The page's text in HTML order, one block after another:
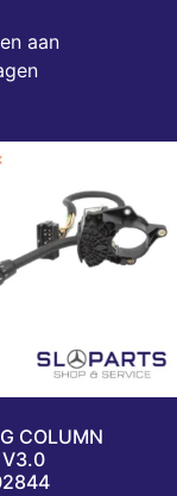
aan
COLUMN
V3.0